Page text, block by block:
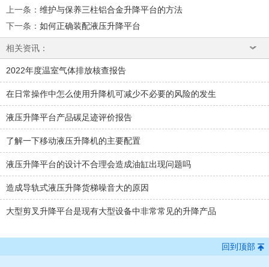
上一条 ： 维护与保养三柱铝合金升降平台的方法
下一条 ： 如何正确装配液压升降平台
相关资讯：
2022年度温室气体排放核查报告
在日常操作中怎么使用升降机可减少不必要的风险的发生
液压升降平台产品碳足迹评价报告
了解一下移动液压升降机的主要配置
液压升降平台的设计不合理会造成油缸出现问题吗
造成导轨式液压升降货梯噪音大的原因
大型剪叉升降平台是现有大型设备中非常常见的升降产品
回到顶部